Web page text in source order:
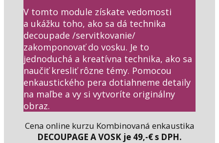
V tomto module získate vedomosti
a ukážku toho, ako sa dá technika
decoupade /servitkovanie/
zakomponovať do vosku. Je to
jednoduchá a kreatívna technika, ako sa
naučiť kresliť rôzne témy. Pomocou
enkaustického pera dotiahneme detaily
na maľbe a vy si vytvoríte originálny
obraz.
Cena online kurzu Kombinovaná enkaustika
DECOUPAGE A VOSK je 49,-€ s DPH.